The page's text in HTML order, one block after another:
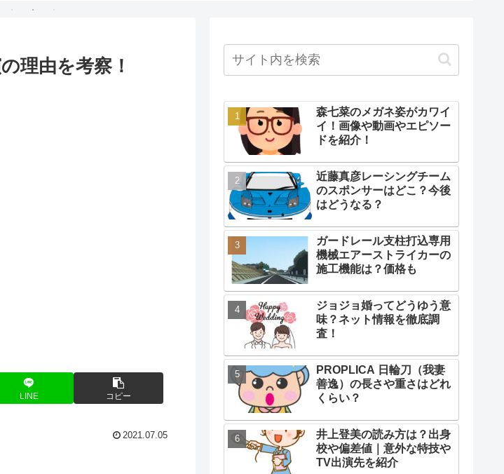
理由を考察！
LINE コピー
2021.07.05
森七菜のメガネ姿がカワイ
イ！画像や動画やエピソー
ドを紹介！
近藤真彦レーシングチーム
のスポンサーはどこ？今後
はどうなる？
ガードレール支柱打込専用
機械エアーストライカーの
施工機能は？価格も
ジョジョ婚ってどうゆう意
味？ネット情報を徹底調
査！
PROPLICA 日輪刀（我妻
善逸）の長さや重さはどれ
くらい？
井上登美の読み方は？出身
校や偏差値｜意外な特技や
TV出演先を紹介